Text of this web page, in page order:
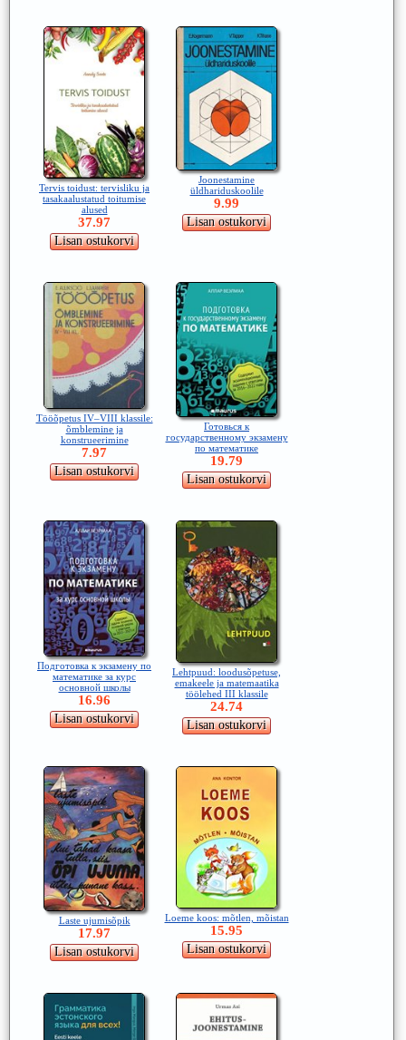
Tervis toidust: tervisliku ja
tasakaalustatud toitumise
alused
37.97
Joonestamine
üldhariduskoolile
9.99
Tööõpetus IV–VIII klassile:
õmblemine ja
konstrueerimine
7.97
Готовься к
государственному экзамену
по математике
19.79
Подготовка к экзамену по
математике за курс
основной школы
16.96
Lehtpuud: loodusõpetuse,
emakeele ja matemaatika
töölehed III klassile
24.74
Laste ujumisõpik
17.97
Loeme koos: mõtlen, mõistan
15.95